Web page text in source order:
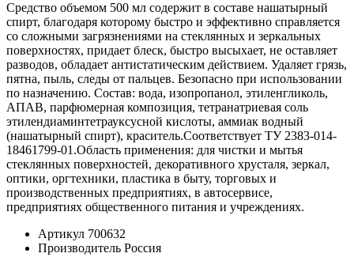
Средство объемом 500 мл содержит в составе нашатырный
спирт, благодаря которому быстро и эффективно справляется
со сложными загрязнениями на стеклянных и зеркальных
поверхностях, придает блеск, быстро высыхает, не оставляет
разводов, обладает антистатическим действием. Удаляет грязь,
пятна, пыль, следы от пальцев. Безопасно при использовании
по назначению. Состав: вода, изопропанол, этиленгликоль,
АПАВ, парфюмерная композиция, тетранатриевая соль
этилендиаминтетрауксусной кислоты, аммиак водный
(нашатырный спирт), краситель.Соответствует ТУ 2383-014-
18461799-01.Область применения: для чистки и мытья
стеклянных поверхностей, декоративного хрусталя, зеркал,
оптики, оргтехники, пластика в быту, торговых и
производственных предприятиях, в автосервисе,
предприятиях общественного питания и учреждениях.
Артикул 700632
Производитель Россия